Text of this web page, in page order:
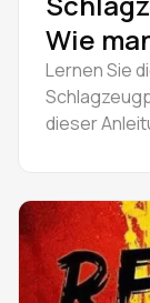
Wie
DAW
Lernen Sie
dieser